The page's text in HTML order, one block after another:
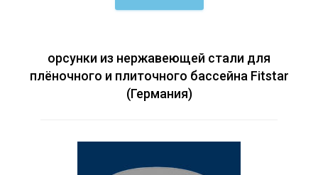
орсунки из нержавеющей стали для
плёночного и плиточного бассейна Fitstar
(Германия)